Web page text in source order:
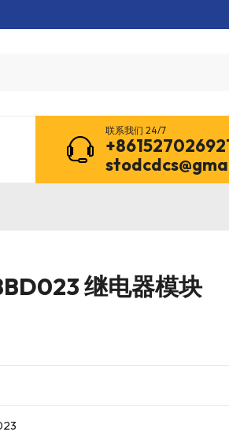
联系我们 24/7
继电器模块